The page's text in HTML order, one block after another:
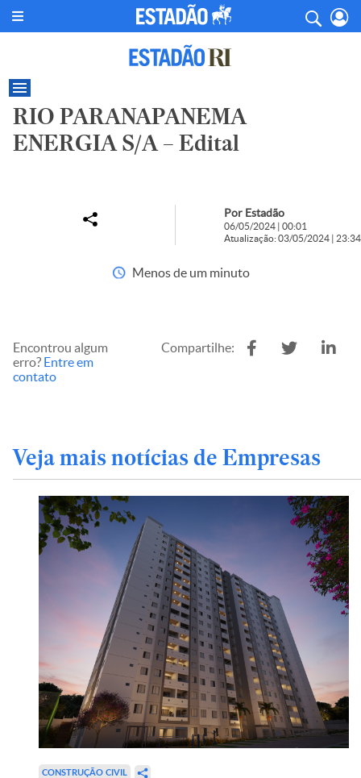
RIO PARANAPANEMA
ENERGIA S/A – Edital
Por Estadão
06/05/2024 | 00:01
Atualização: 03/05/2024 | 23:34
Menos de um minuto
Encontrou algum
erro? Entre em
contato
Compartilhe:
Veja mais notícias de Empresas
CONSTRUÇÃO CIVIL